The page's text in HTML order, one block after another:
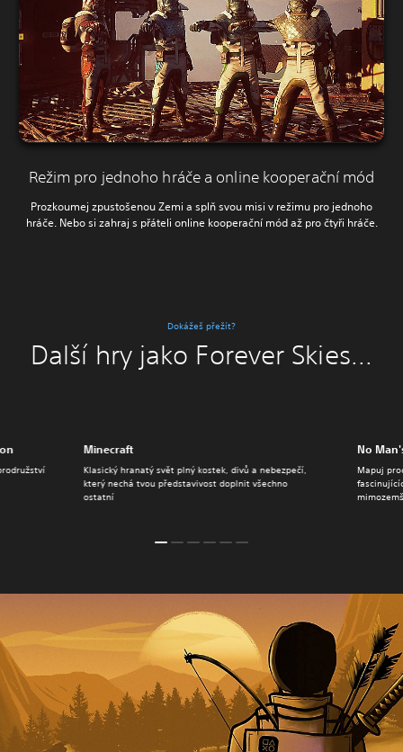
Režim pro jednoho hráče a online kooperační mód
Prozkoumej zpustošenou Zemi a splň svou misi v režimu pro jednoho
hráče. Nebo si zahraj s přáteli online kooperační mód až pro čtyři hráče.
Dokážeš přežít?
Další hry jako Forever Skies...
Minecraft
Klasický hranatý svět plný kostek, divů a nebezpečí,
který nechá tvou představivost doplnit všechno
ostatní
No
Mapuj